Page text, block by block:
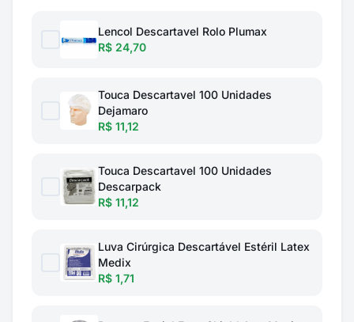
Lencol Descartavel Rolo Plumax
R$ 24,70
Touca Descartavel 100 Unidades
Dejamaro
R$ 11,12
Touca Descartavel 100 Unidades
Descarpack
R$ 11,12
Luva Cirúrgica Descartável Estéril Latex
Medix
R$ 1,71